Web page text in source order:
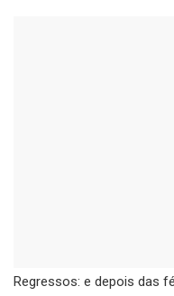
Regressos: e depois das